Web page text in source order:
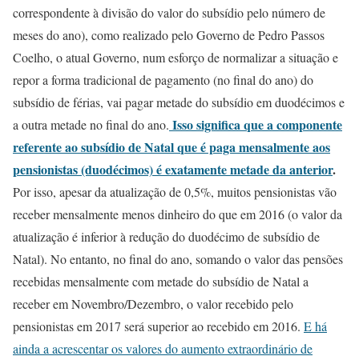
correspondente à divisão do valor do subsídio pelo número de
meses do ano), como realizado pelo Governo de Pedro Passos
Coelho, o atual Governo, num esforço de normalizar a situação e
repor a forma tradicional de pagamento (no final do ano) do
subsídio de férias, vai pagar metade do subsídio em duodécimos e
a outra metade no final do ano. Isso significa que a componente
referente ao subsídio de Natal que é paga mensalmente aos
pensionistas (duodécimos) é exatamente metade da anterior.
Por isso, apesar da atualização de 0,5%, muitos pensionistas vão
receber mensalmente menos dinheiro do que em 2016 (o valor da
atualização é inferior à redução do duodécimo de subsídio de
Natal). No entanto, no final do ano, somando o valor das pensões
recebidas mensalmente com metade do subsídio de Natal a
receber em Novembro/Dezembro, o valor recebido pelo
pensionistas em 2017 será superior ao recebido em 2016. E há
ainda a acrescentar os valores do aumento extraordinário de